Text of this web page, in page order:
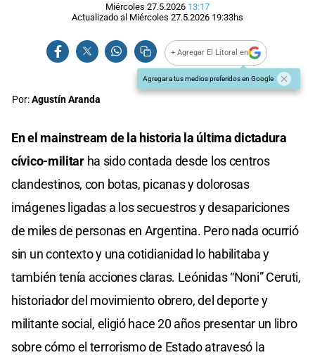
Miércoles 27.5.2026 13:17
Actualizado al Miércoles 27.5.2026 19:33hs
+ Agregar El Litoral en
Agregar a tus medios preferidos en Google
Por:Agustín Aranda
En el mainstream de la historia la última dictadura
cívico-militar ha sido contada desde los centros
clandestinos, con botas, picanas y dolorosas
imágenes ligadas a los secuestros y desapariciones
de miles de personas en Argentina. Pero nada ocurrió
sin un contexto y una cotidianidad lo habilitaba y
también tenía acciones claras. Leónidas “Noni” Ceruti,
historiador del movimiento obrero, del deporte y
militante social, eligió hace 20 años presentar un libro
sobre cómo el terrorismo de Estado atravesó la